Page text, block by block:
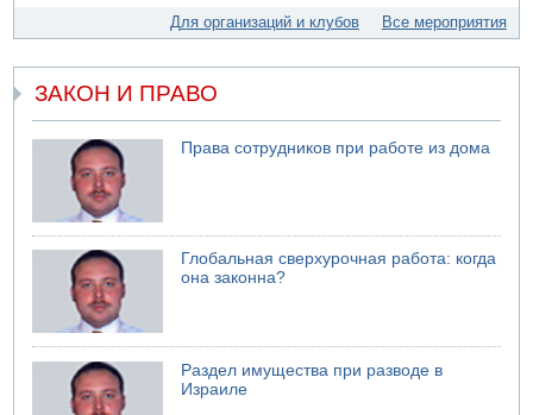
Еще один меморандум для Ирана
Для организаций и клубов Все мероприятия
ЗАКОН И ПРАВО
Права сотрудников при работе из дома
Глобальная сверхурочная работа: когда
она законна?
Раздел имущества при разводе в
Израиле